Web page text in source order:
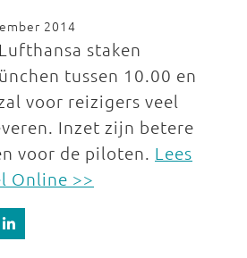
2014
staken
tussen 10.00 en
voor reizigers veel
Inzet zijn betere
voor de piloten. Lees
Online >>